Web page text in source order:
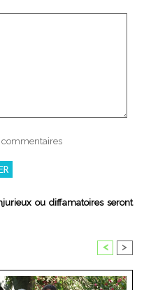
commentaires
ou diffamatoires seront
< >